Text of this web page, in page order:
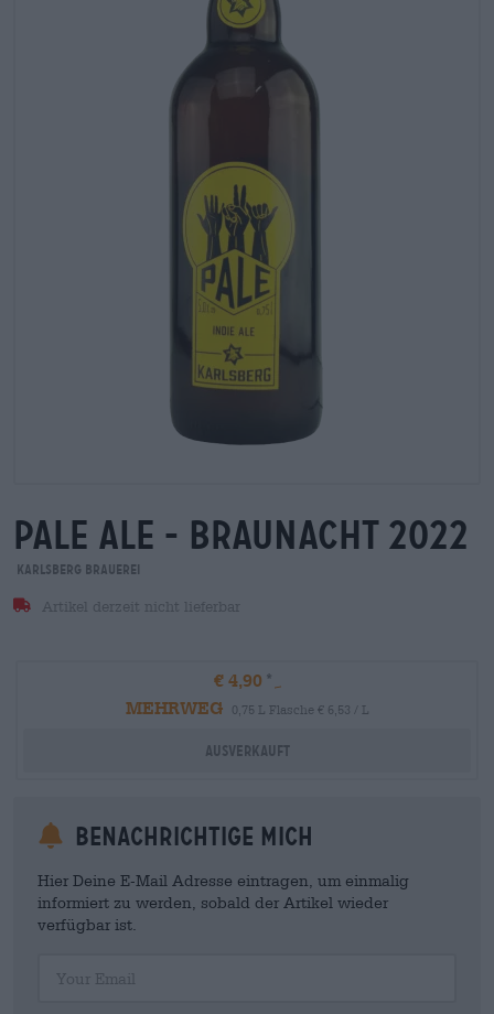
pale ale - braunacht 2022
Karlsberg Brauerei
Artikel derzeit nicht lieferbar
€ 4,90
MEHRWEG
0,75 L Flasche € 6,53 / L
Ausverkauft
Benachrichtige mich
Hier Deine E-Mail Adresse eintragen, um einmalig
informiert zu werden, sobald der Artikel wieder
verfügbar ist.